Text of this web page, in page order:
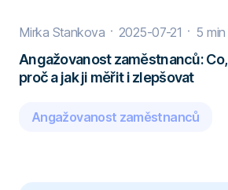
Mirka Stankova 2025-07-21 5 min
Angažovanost zaměstnanců: Co,
proč a jak ji měřit i zlepšovat
Angažovanost zaměstnanců